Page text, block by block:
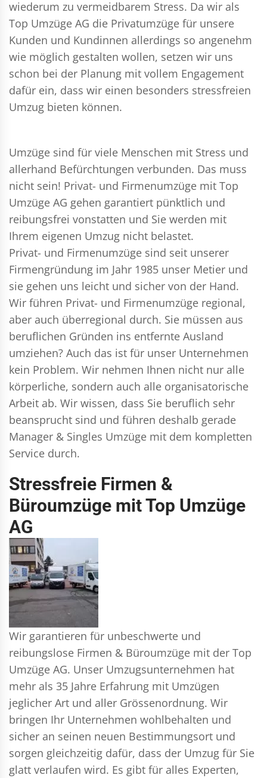
wiederum zu vermeidbarem Stress. Da wir als
Top Umzüge AG die Privatumzüge für unsere
Kunden und Kundinnen allerdings so angenehm
wie möglich gestalten wollen, setzen wir uns
schon bei der Planung mit vollem Engagement
dafür ein, dass wir einen besonders stressfreien
Umzug bieten können.
Umzüge sind für viele Menschen mit Stress und
allerhand Befürchtungen verbunden. Das muss
nicht sein! Privat- und Firmenumzüge mit Top
Umzüge AG gehen garantiert pünktlich und
reibungsfrei vonstatten und Sie werden mit
Ihrem eigenen Umzug nicht belastet.
Privat- und Firmenumzüge sind seit unserer
Firmengründung im Jahr 1985 unser Metier und
sie gehen uns leicht und sicher von der Hand.
Wir führen Privat- und Firmenumzüge regional,
aber auch überregional durch. Sie müssen aus
beruflichen Gründen ins entfernte Ausland
umziehen? Auch das ist für unser Unternehmen
kein Problem. Wir nehmen Ihnen nicht nur alle
körperliche, sondern auch alle organisatorische
Arbeit ab. Wir wissen, dass Sie beruflich sehr
beansprucht sind und führen deshalb gerade
Manager & Singles Umzüge mit dem kompletten
Service durch.
Stressfreie Firmen &
Büroumzüge mit Top Umzüge
AG
Wir garantieren für unbeschwerte und
reibungslose Firmen & Büroumzüge mit der Top
Umzüge AG. Unser Umzugsunternehmen hat
mehr als 35 Jahre Erfahrung mit Umzügen
jeglicher Art und aller Grössenordnung. Wir
bringen Ihr Unternehmen wohlbehalten und
sicher an seinen neuen Bestimmungsort und
sorgen gleichzeitig dafür, dass der Umzug für Sie
glatt verlaufen wird. Es gibt für alles Experten,